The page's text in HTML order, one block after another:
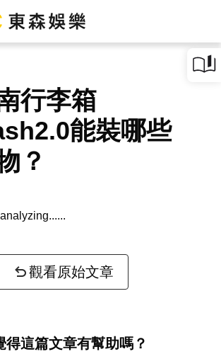
行李箱
能裝哪些
？
觀看原始文章
得這篇文章有幫助嗎？